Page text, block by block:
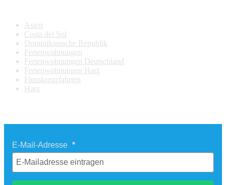
Asien
Costa del Sol
Dominikanische Republik
Ferienwohnungen
Ferienwohnungen Deutschland
Ferienwohnungen Harz
Flusskreuzfahrten
Harz
E-Mail-Adresse